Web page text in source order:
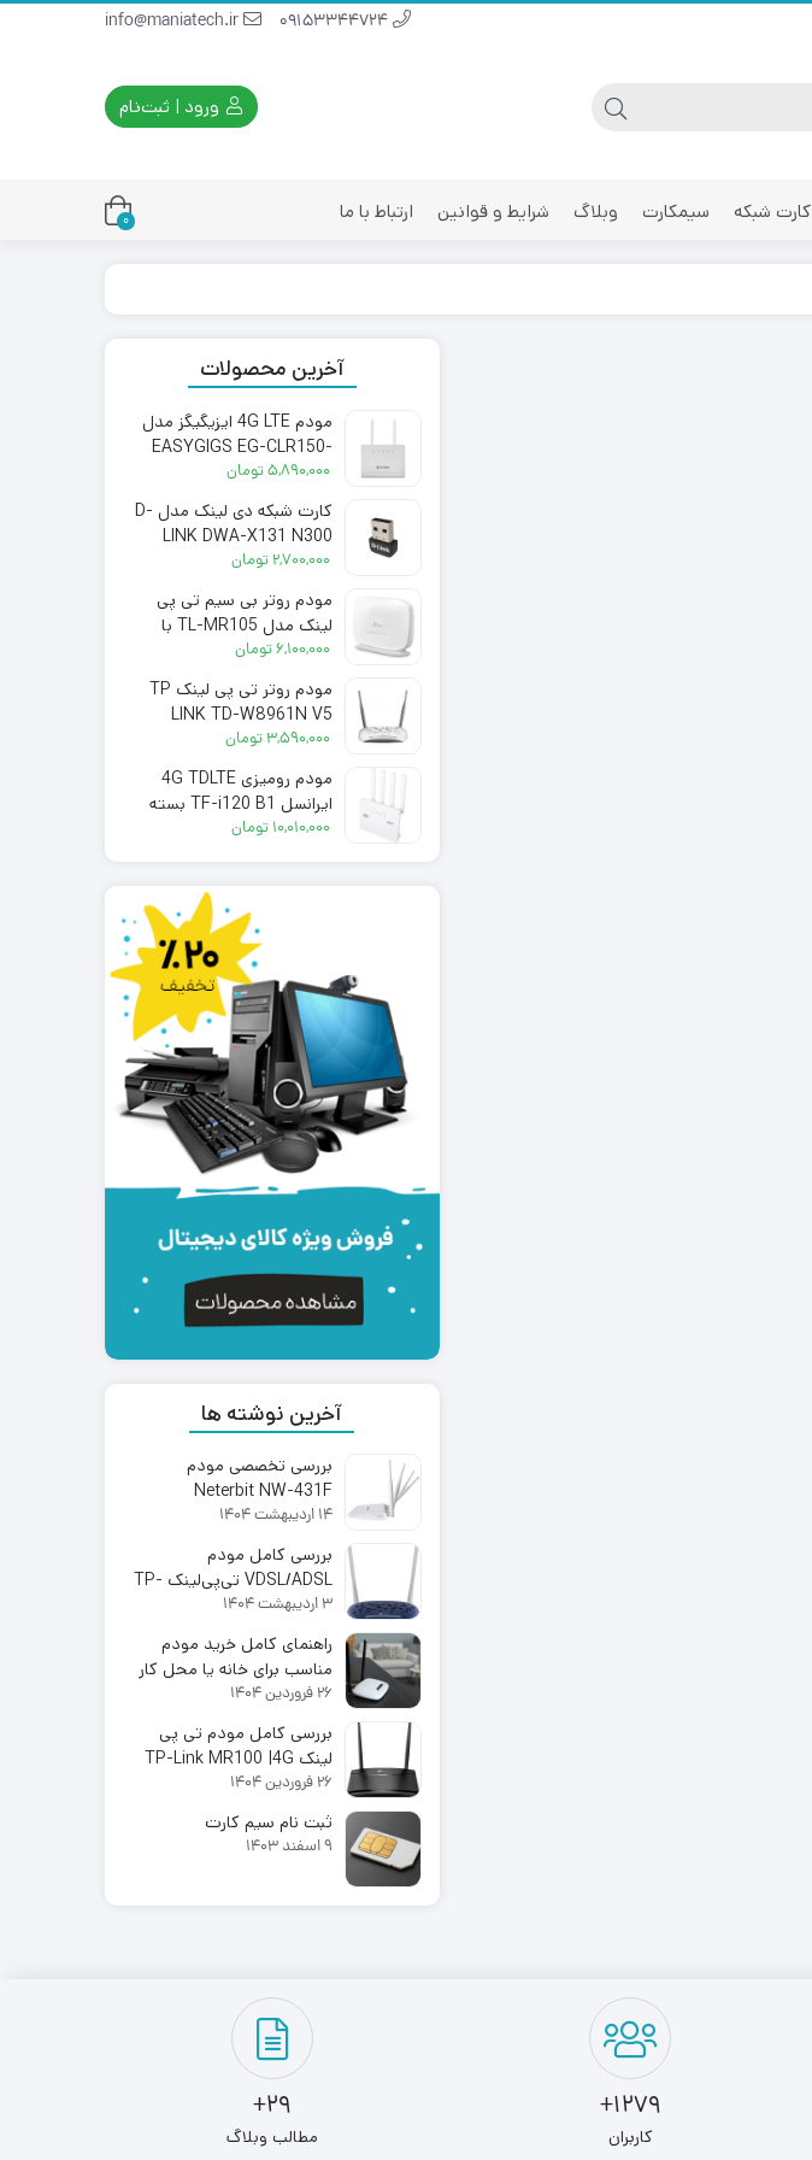
ورود | ثبت‌نام
کارت شبکه سیمکارت وبلاگ شرایط و قوانین ارتباط با ما 0
آخرین محصولات
مودم 4G LTE ایزیگیگز مدل
EASYGIGS EG-CLR150-
3511S
۵,۸۹۰,۰۰۰تومان
کارت شبکه دی لینک مدل D-
LINK DWA-X131 N300
300Mbps اوپن باکس
۲,۷۰۰,۰۰۰ تومان
مودم روتر بی سیم تی پی
لینک مدل TL-MR105 با
سرعت 300 مگابیت بر ثانیه
۶,۱۰۰,۰۰۰تومان
مودم روتر تی پی لینک TP
LINK TD-W8961N V5
۳,۵۹۰,۰۰۰ تومان
مودم رومیزی 4G TDLTE
ایرانسل TF-i120 B1 بسته
200گیگ شش ماهه
۱۰,۰۱۰,۰۰۰ تومان
آخرین نوشته ها
بررسی تخصصی مودم
Neterbit NW-431F
14 اردیبهشت 1404
بررسی کامل مودم
VDSL/ADSL تی‌پی‌لینک TP-
پرسرعت با قیمت اقتصادی
3 اردیبهشت 1404
راهنمای کامل خرید مودم
مناسب برای خانه یا محل کار
در سال 2025
26 فروردین 1404
بررسی کامل مودم تی پی
لینک TP-Link MR100 |4G
LTE
26 فروردین 1404
ثبت نام سیم کارت
9 اسفند 1403
1279+
کاربران
29+
مطالب وبلاگ